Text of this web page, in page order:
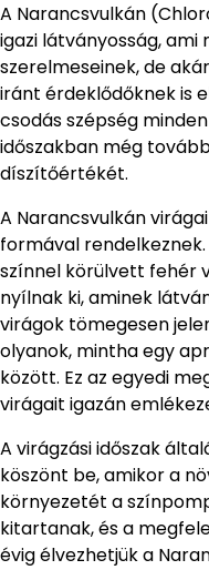
A Narancsvulkán
igazi látványosság, ami
szerelmeseinek, de
iránt érdeklődőknek is
csodás szépség
időszakban még
díszítőértékét.
A Narancsvulkán
formával
színnel körülvett fehér
nyílnak ki, aminek
virágok tömegesen
olyanok, mintha egy
között. Ez az egyedi
virágait igazán
A virágzási időszak
köszönt be, amikor a
környezetét a
kitartanak, és a
évig élvezhetjük a